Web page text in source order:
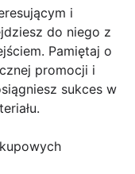
i
do niego z
Pamiętaj o
promocji i
sukces w